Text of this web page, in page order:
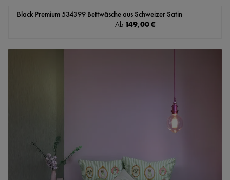
Black Premium 534399 Bettwäsche aus Schweizer Satin
Regulärer Preis:
Ab 149,00 €